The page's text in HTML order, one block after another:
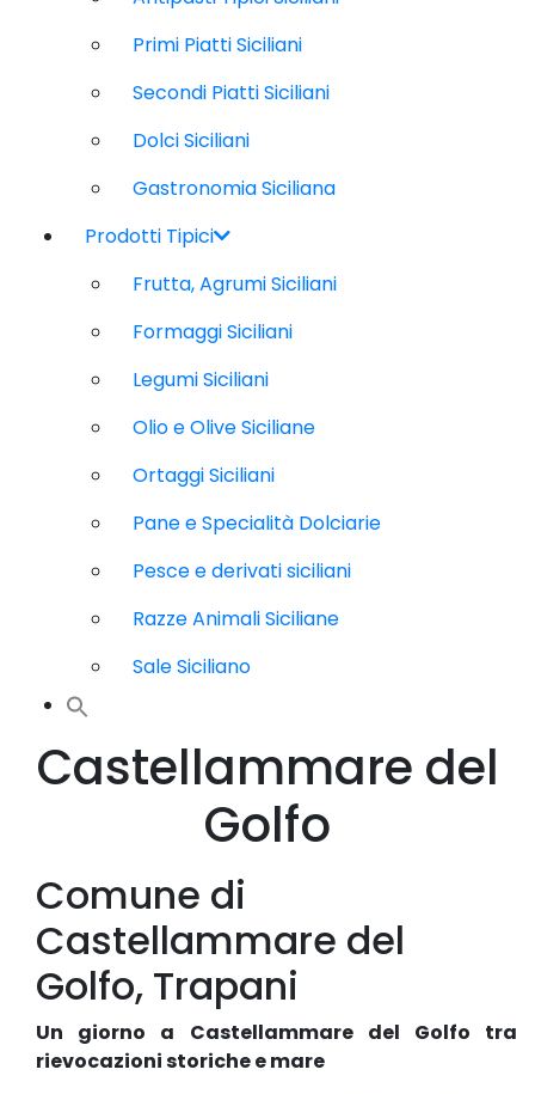
Primi Piatti Siciliani
Secondi Piatti Siciliani
Dolci Siciliani
Gastronomia Siciliana
Prodotti Tipici
Frutta, Agrumi Siciliani
Formaggi Siciliani
Legumi Siciliani
Olio e Olive Siciliane
Ortaggi Siciliani
Pane e Specialità Dolciarie
Pesce e derivati siciliani
Razze Animali Siciliane
Sale Siciliano
Castellammare del
Golfo
Comune di
Castellammare del
Golfo, Trapani
Un giorno a Castellammare del Golfo tra
rievocazioni storiche e mare